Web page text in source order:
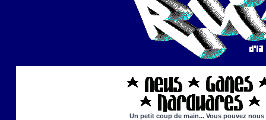
Un petit coup de main... Vous pouvez